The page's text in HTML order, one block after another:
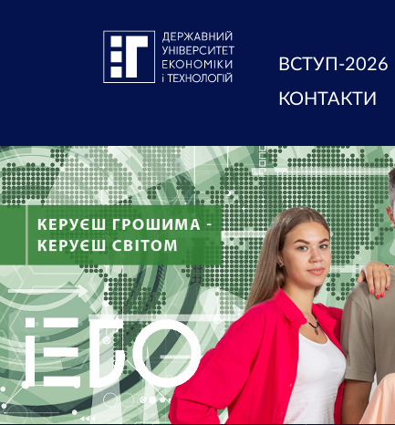
ВСТУП-2026
КОНТАКТИ